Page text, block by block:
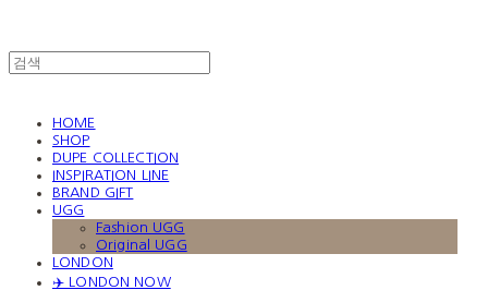
HOME
SHOP
DUPE COLLECTION
INSPIRATION LINE
BRAND GIFT
UGG
Fashion UGG
Original UGG
LONDON
✈️ LONDON NOW